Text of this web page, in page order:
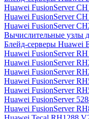
Huawei FusionServer
Huawei FusionServer
Huawei FusionServer
Вычислительные узлы
Блейд-серверы Huawei
Huawei FusionServer
Huawei FusionServer
Huawei FusionServer
Huawei FusionServer
Huawei FusionServer
Huawei FusionServer
Huawei FusionServer